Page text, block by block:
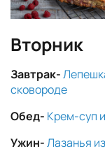
Вторник
Завтрак-
сковороде
Обед- Крем-суп
Ужин-Лазанья